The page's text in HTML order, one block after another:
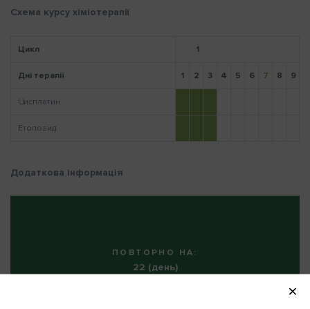
Схема курсу хіміотерапії
Цикл 1
Дні терапії 1 2 3 4 5 6 7 8 9
Цисплатин
Етопозид
Додаткова інформація
ПОВТОРНО НА:
22 (день)